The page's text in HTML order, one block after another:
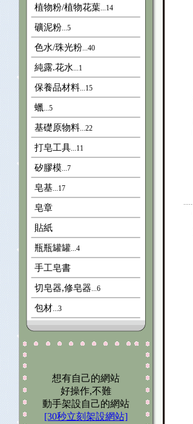
植物粉/植物花葉...14
礦泥粉...5
色水/珠光粉...40
純露.花水...1
保養品材料...15
蠟...5
基礎原物料...22
打皂工具...11
矽膠模...7
皂基...17
皂章
貼紙
瓶瓶罐罐...4
手工皂書
切皂器,修皂器...6
包材...3
想有自己的網站
好操作,不難
動手架設自己的網站
[30秒立刻架設網站]